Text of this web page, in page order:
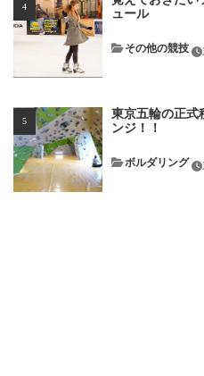
ュール
その他の競技
東京五輪の正式
ンジ！！
ボルダリング